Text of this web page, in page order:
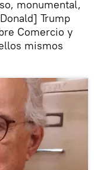
monumental,
Trump
Comercio y
mismos